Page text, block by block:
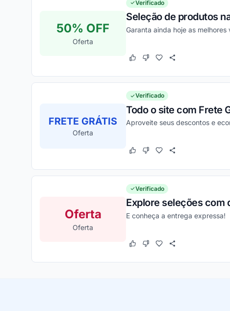
50% OFF
Oferta
Verificado
Seleção de produtos
Garanta ainda hoje as
Este cupom funcionou
Este cupom não funcionou
FRETE GRÁTIS
Oferta
Verificado
Todo o site com Frete
Aproveite seus descontos e
Este cupom funcionou
Este cupom não funcionou
Oferta
Oferta
Verificado
Explore seleções com
E conheça a entrega expressa!
Este cupom funcionou
Este cupom não funcionou